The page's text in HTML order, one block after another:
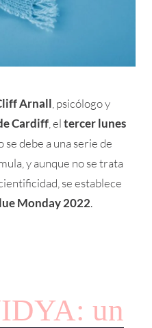
Arnall, psicólogo y
Cardiff, eltercer lunes
se debe a una serie de
y aunque no se trata
se establece
Monday 2022.
un